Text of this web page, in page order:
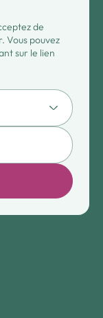
de
Vous pouvez
sur le lien